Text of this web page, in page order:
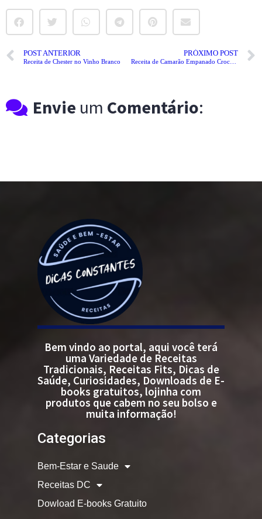
POST ANTERIOR
Receita de Chester no Vinho Branco
PRÓXIMO POST
Receita de Camarão Empanado Crocante
Envie um Comentário:
Bem vindo ao portal, aqui você terá
uma Variedade de Receitas
Tradicionais, Receitas Fits, Dicas de
Saúde, Curiosidades, Downloads de E-
books gratuitos, lojinha com
produtos que cabem no seu bolso e
muita informação!
Categorias
Bem-Estar e Saude
Receitas DC
Dowload E-books Gratuito